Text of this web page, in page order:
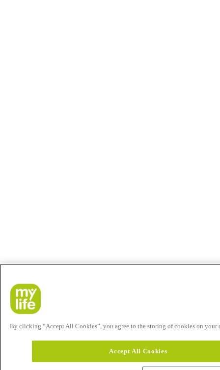
By clicking “Accept All Cookies”, you agree to the storing of cookies on your
Accept All Cookies